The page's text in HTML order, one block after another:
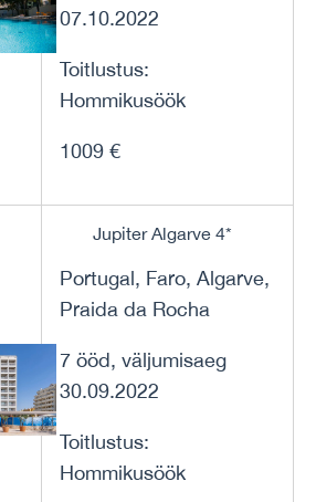
07.10.2022
Toitlustus:
Hommikusöök
1009 €
Jupiter Algarve 4*
Portugal, Faro, Algarve,
Praida da Rocha
7 ööd, väljumisaeg
30.09.2022
Toitlustus:
Hommikusöök